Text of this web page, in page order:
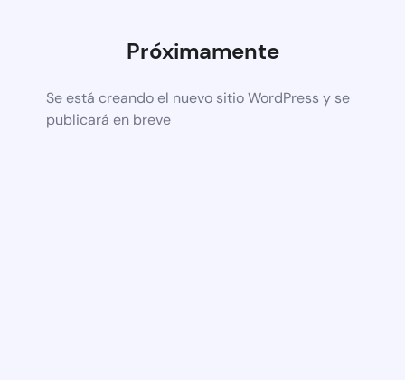
Próximamente
Se está creando el nuevo sitio WordPress y se
publicará en breve